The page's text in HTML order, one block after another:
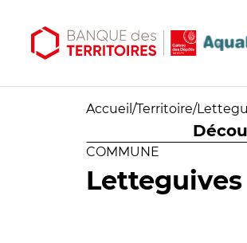
Accueil /Territoire/
COMMUNE
Letteguives